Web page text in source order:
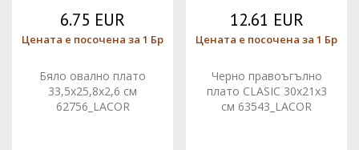
6.75 EUR
Цената е посочена за 1 Бр
Бяло овално плато
33,5x25,8x2,6 см
62756_LACOR
12.61 EUR
Цената е посочена за 1 Бр
Черно правоъгълно
плато CLASIC 30x21x3
см 63543_LACOR